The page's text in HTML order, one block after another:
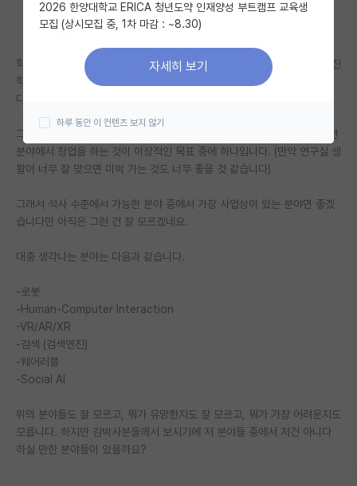
미국 유학 게시판
미국 대학원 합격 후기 게시판
대학원생 모집 게시판
연구실(PI) 홍보 게시판
석박사 채용 정보 게시판
임용 정보 게시판
임용 후기 게시판
PI 전용 게시판
인문사회 계열 게시판
반도체/AI 게시판
학부 컴공생이고 인공지능을 이제 막 배우기 시작했는데 언젠가 대학원에 진
학을 할 거라 연구분야 또한 정해야 할 텐데 아직은 갈피를 잘 못 잡겠습니
다.
그냥 이런저런 것들에 관심이 있는데, 제가 대학원에서 AI를 공부한 후 관련
분야에서 창업을 하는 것이 이상적인 목표 중에 하나입니다. (만약 연구실 생
활이 너무 잘 맞으면 미박 가는 것도 너무 좋을 것 같습니다)
그래서 석사 수준에서 가능한 분야 중에서 가장 사업성이 있는 분야면 좋겠
습니다만 아직은 그런 건 잘 모르겠네요.
대충 생각나는 분야는 다음과 같습니다.
-로봇
-Human-Computer Interaction
-VR/AR/XR
-검색 (검색엔진)
-웨어러블
-Social AI
위의 분야들도 잘 모르고, 뭐가 유망한지도 잘 모르고, 뭐가 가장 어려운지도
모릅니다. 하지만 김박사분들께서 보시기에 저 분야들 중에서 저건 아니다
하실 만한 분야들이 있을까요?
2026 한양대학교 ERICA 청년도약 인재양성 부트캠프 교육생
모집 (상시모집 중, 1차 마감 : ~8.30)
자세히 보기
하루 동안 이 컨텐츠 보지 않기